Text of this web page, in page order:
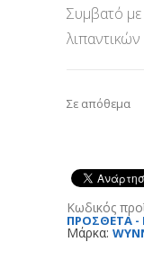
Συμβατό
λιπαντικών
Σε απόθεμα
Κωδικός
ΠΡΟΣΘΕΤΑ -
Μάρκα: